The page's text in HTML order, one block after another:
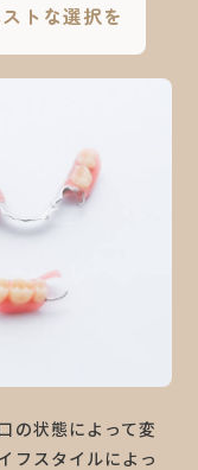
トな選択を
の状態によって変
フスタイルによっ